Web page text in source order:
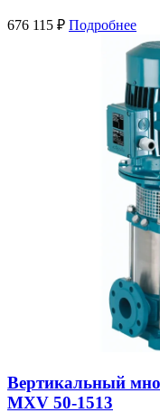
676 115 ₽ Подробнее
Вертикальный
MXV 50-1513